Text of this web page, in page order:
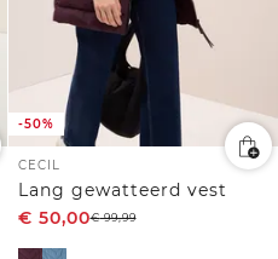
-50%
CECIL
Lang gewatteerd vest
€ 50,00€99,99